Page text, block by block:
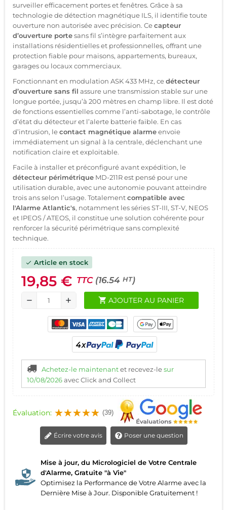
surveiller efficacement portes et fenêtres. Grâce à sa
technologie de détection magnétique ILS, il identifie toute
ouverture non autorisée avec précision. Cecapteur
d’ouverture portesans fil s’intègre parfaitement aux
installations résidentielles et professionnelles, offrant une
protection fiable pour maisons, appartements, bureaux,
garages ou locaux commerciaux.
Fonctionnant en modulation ASK 433 MHz, cedétecteur
d’ouverture sans fil assure une transmission stable sur une
longue portée, jusqu’à 200 mètres en champ libre. Il est doté
de fonctions essentielles comme l’anti-sabotage, le contrôle
d’état du détecteur et l’alerte batterie faible. En cas
d’intrusion, lecontact magnétique alarmeenvoie
immédiatement un signal à la centrale, déclenchant une
notification claire et exploitable.
Facile à installer et préconfiguré avant expédition, le
détecteur périmétrique MD-211R est pensé pour une
utilisation durable, avec une autonomie pouvant atteindre
trois ans selon l’usage. Totalementcompatible avec
l'Alarme Atlantic's, notamment les séries ST-III, ST-V, NEOS
et IPEOS / ATEOS, il constitue une solution cohérente pour
renforcer la sécurité périmétrique sans complexité
technique.
check Article en stock
19,85 € TTC (16.54 HT)
remove add shopping_cart AJOUTER AU PANIER
Achetez-le maintenantet recevez-lesur
10/08/2026avec Click and Collect
Évaluation: (39)
Écrire votre avis Poser une question
Mise à jour, du Micrologiciel de Votre Centrale
d'Alarme, Gratuite "à Vie"
Optimisez la Performance de Votre Alarme avec la
Dernière Mise à Jour. Disponible Gratuitement !